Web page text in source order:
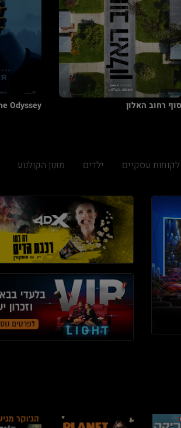
סוף רחוב האלון Odyssey
לקוחות עסקיים ילדים מזנון הקולנוע